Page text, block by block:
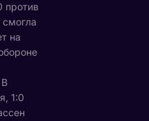
против
на
В
1:0